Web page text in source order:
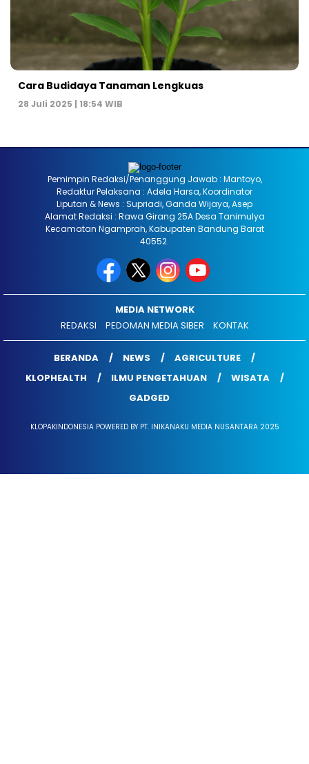
Cara Budidaya Tanaman Lengkuas
28 Juli 2025 | 18:54 WIB
Pemimpin Redaksi/Penanggung Jawab : Mantoyo,
Redaktur Pelaksana : Adela Harsa, Koordinator
Liputan & News : Supriadi, Ganda Wijaya, Asep
Alamat Redaksi : Rawa Girang 25A Desa Tanimulya
Kecamatan Ngamprah, Kabupaten Bandung Barat
40552.
MEDIA NETWORK
REDAKSI
PEDOMAN MEDIA SIBER KONTAK
BERANDA NEWS
AGRICULTURE
KLOPHEALTH
ILMU PENGETAHUAN
WISATA
GADGED
KLOPAKINDONESIA POWERED BY PT. INIKANAKU MEDIA NUSANTARA 2025